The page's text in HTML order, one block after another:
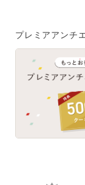
ベストコスメ受賞
あしたの美肌 |
bメディア
プレミアアンチ